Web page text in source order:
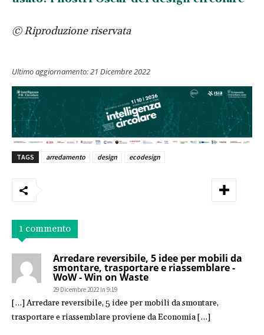
© Riproduzione riservata
Ultimo aggiornamento:21 Dicembre 2022
TAGS arredamento design ecodesign
1 commento
Arredare reversibile, 5 idee per mobili da
smontare, trasportare e riassemblare -
WoW - Win on Waste
29 Dicembre 2022 In 9:19
[…] Arredare reversibile, 5 idee per mobili da smontare,
trasportare e riassemblare proviene da Economia […]